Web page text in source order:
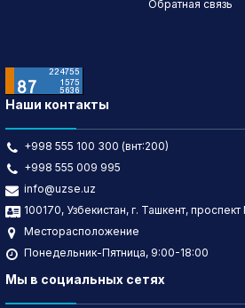
Обратная связь
Наши контакты
+998 555 100 300 (внт:200)
+998 555 009 995
info@uzse.uz
100170, Узбекистан, г. Ташкент,
Месторасположение
Понедельник-Пятница, 9:00-18:00
Мы в социальных сетях